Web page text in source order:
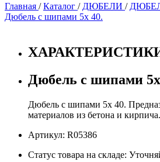
Главная /Каталог / ДЮБЕЛИ /
Дюбель с шипами 5х 40.
Дюбель с шипами
Дюбель с шипами 5х 40.
материалов из бетона и кирпича.
Артикул: R05386
Статус товара на складе: